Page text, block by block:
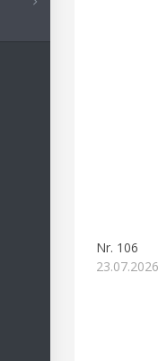
Nr. 106
23.07.2026